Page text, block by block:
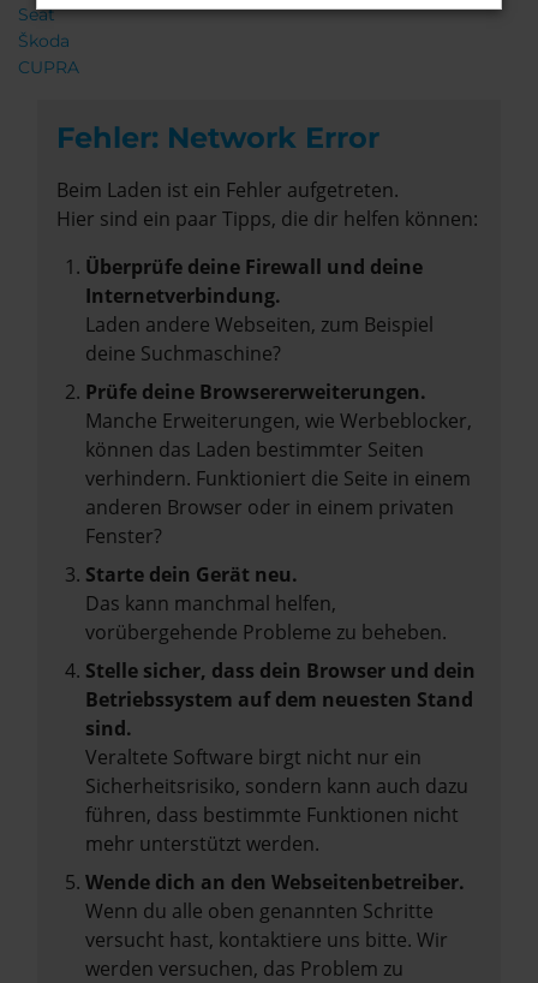
Seat
Škoda
CUPRA
Fehler: Network Error
Beim Laden ist ein Fehler aufgetreten.
Hier sind ein paar Tipps, die dir helfen können:
Überprüfe deine Firewall und deine
Internetverbindung.
Laden andere Webseiten, zum Beispiel
deine Suchmaschine?
Prüfe deine Browsererweiterungen.
Manche Erweiterungen, wie Werbeblocker,
können das Laden bestimmter Seiten
verhindern. Funktioniert die Seite in einem
anderen Browser oder in einem privaten
Fenster?
Starte dein Gerät neu.
Das kann manchmal helfen,
vorübergehende Probleme zu beheben.
Stelle sicher, dass dein Browser und dein
Betriebssystem auf dem neuesten Stand
sind.
Veraltete Software birgt nicht nur ein
Sicherheitsrisiko, sondern kann auch dazu
führen, dass bestimmte Funktionen nicht
mehr unterstützt werden.
Wende dich an den Webseitenbetreiber.
Wenn du alle oben genannten Schritte
versucht hast, kontaktiere uns bitte. Wir
werden versuchen, das Problem zu